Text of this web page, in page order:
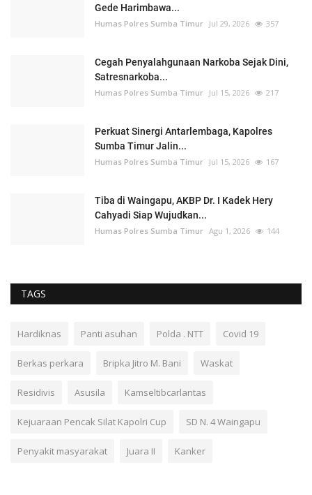
Gede Harimbawa...
Humas Polres Sumba Timur Jul 29, 2026 357
Cegah Penyalahgunaan Narkoba Sejak Dini,
Satresnarkoba...
Humas Polres Sumba Timur Jul 15, 2026 217
Perkuat Sinergi Antarlembaga, Kapolres
Sumba Timur Jalin...
Humas Polres Sumba Timur Jul 15, 2026 167
Tiba di Waingapu, AKBP Dr. I Kadek Hery
Cahyadi Siap Wujudkan...
Humas Polres Sumba Timur Agu 1, 2026 144
TAGS
Hardiknas Panti asuhan Polda . NTT Covid 19
Berkas perkara Bripka Jitro M. Bani Waskat
Residivis Asusila Kamseltibcarlantas
Kejuaraan Pencak Silat Kapolri Cup SD N. 4 Waingapu
Penyakit masyarakat Juara II Kanker